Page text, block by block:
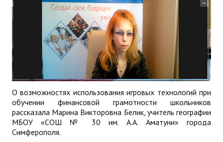
О возможностях использования игровых технологий при
обучении финансовой грамотности школьников
рассказала Марина Викторовна Белик, учитель географии
МБОУ «СОШ № 30 им. А.А. Аматуни» города
Симферополя.